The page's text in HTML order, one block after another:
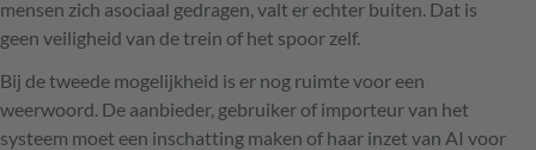
mensen zich asociaal gedragen, valt er echter buiten. Dat is
geen veiligheid van de trein of het spoor zelf.
Bij de tweede mogelijkheid is er nog ruimte voor een
weerwoord. De aanbieder, gebruiker of importeur van het
systeem moet een inschatting maken of haar inzet van AI voor